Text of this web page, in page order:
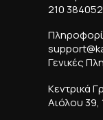
210
Γενικές
Κεντρικά
Αιόλου 39,